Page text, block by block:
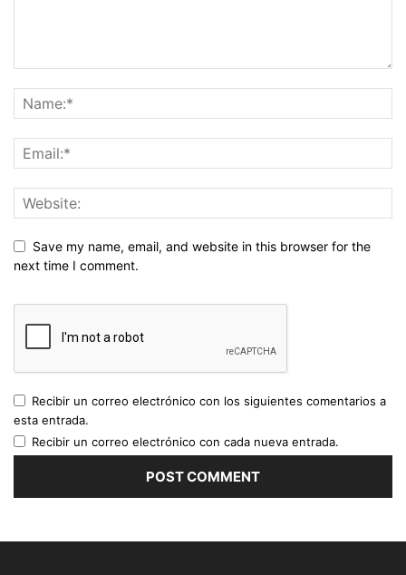
Save my name, email, and website in this browser for the
next time I comment.
Recibir un correo electrónico con los siguientes comentarios a
esta entrada.
Recibir un correo electrónico con cada nueva entrada.